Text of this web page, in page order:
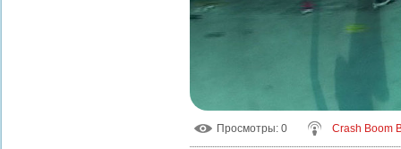
Просмотры: 0 Crash Boom